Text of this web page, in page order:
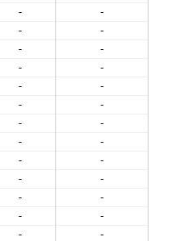
-
-
-
-
-
-
-
-
-
-
-
-
-
-
-
-
-
-
-
-
-
-
-
-
-
-